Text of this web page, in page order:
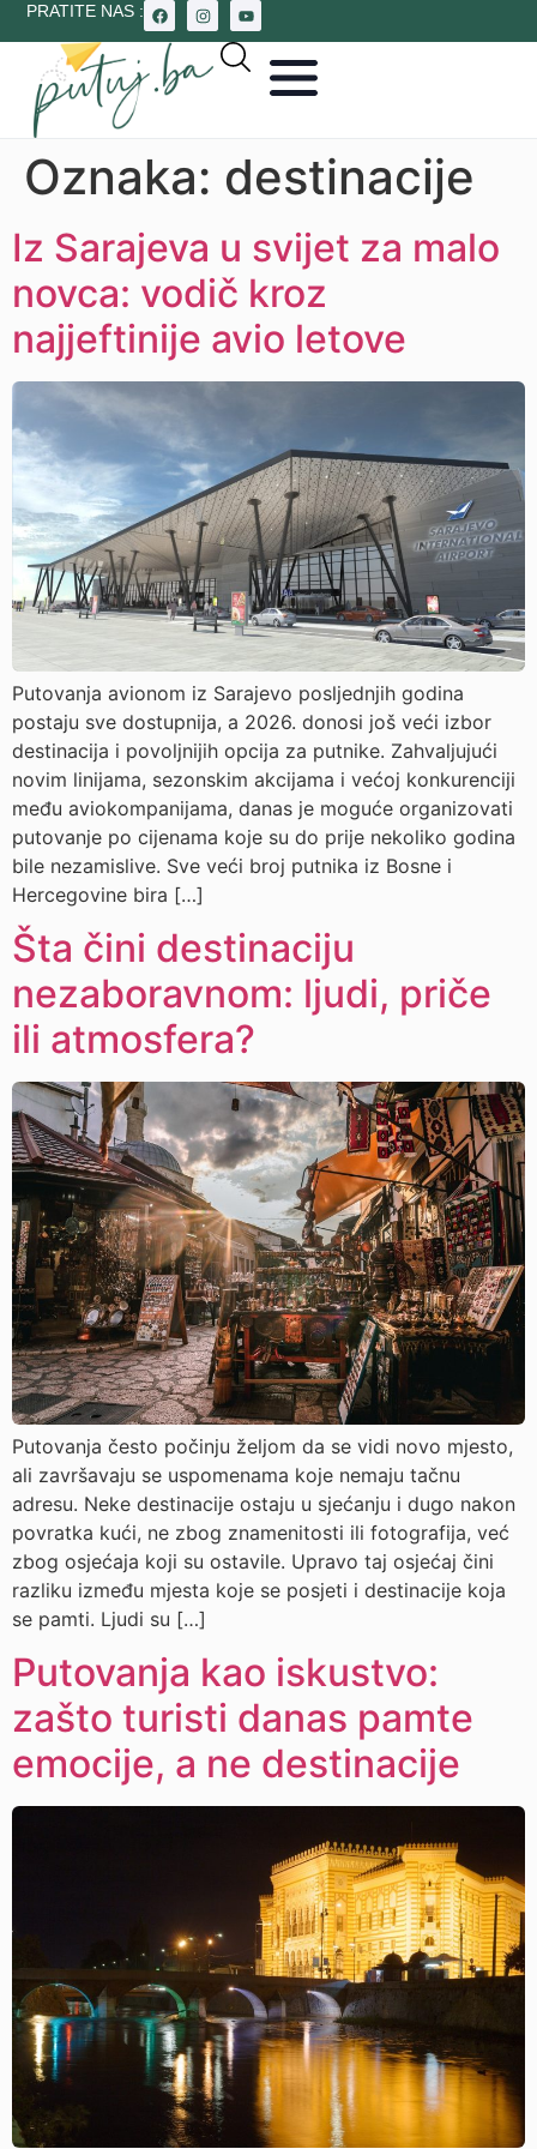
PRATITE NAS :
Oznaka: destinacije
Iz Sarajeva u svijet za malo
novca: vodič kroz
najjeftinije avio letove
Putovanja avionom iz Sarajevo posljednjih godina
postaju sve dostupnija, a 2026. donosi još veći izbor
destinacija i povoljnijih opcija za putnike. Zahvaljujući
novim linijama, sezonskim akcijama i većoj konkurenciji
među aviokompanijama, danas je moguće organizovati
putovanje po cijenama koje su do prije nekoliko godina
bile nezamislive. Sve veći broj putnika iz Bosne i
Hercegovine bira […]
Šta čini destinaciju
nezaboravnom: ljudi, priče
ili atmosfera?
Putovanja često počinju željom da se vidi novo mjesto,
ali završavaju se uspomenama koje nemaju tačnu
adresu. Neke destinacije ostaju u sjećanju i dugo nakon
povratka kući, ne zbog znamenitosti ili fotografija, već
zbog osjećaja koji su ostavile. Upravo taj osjećaj čini
razliku između mjesta koje se posjeti i destinacije koja
se pamti. Ljudi su […]
Putovanja kao iskustvo:
zašto turisti danas pamte
emocije, a ne destinacije